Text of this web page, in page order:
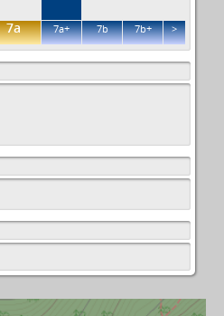
7a 7a+ 7b 7b+ >